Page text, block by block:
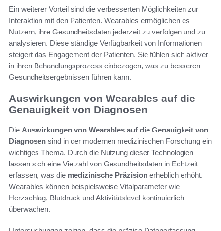
Ein weiterer Vorteil sind die verbesserten Möglichkeiten zur
Interaktion mit den Patienten. Wearables ermöglichen es
Nutzern, ihre Gesundheitsdaten jederzeit zu verfolgen und zu
analysieren. Diese ständige Verfügbarkeit von Informationen
steigert das Engagement der Patienten. Sie fühlen sich aktiver
in ihren Behandlungsprozess einbezogen, was zu besseren
Gesundheitsergebnissen führen kann.
Auswirkungen von Wearables auf die
Genauigkeit von Diagnosen
Die Auswirkungen von Wearables auf die Genauigkeit von
Diagnosen sind in der modernen medizinischen Forschung ein
wichtiges Thema. Durch die Nutzung dieser Technologien
lassen sich eine Vielzahl von Gesundheitsdaten in Echtzeit
erfassen, was die medizinische Präzision erheblich erhöht.
Wearables können beispielsweise Vitalparameter wie
Herzschlag, Blutdruck und Aktivitätslevel kontinuierlich
überwachen.